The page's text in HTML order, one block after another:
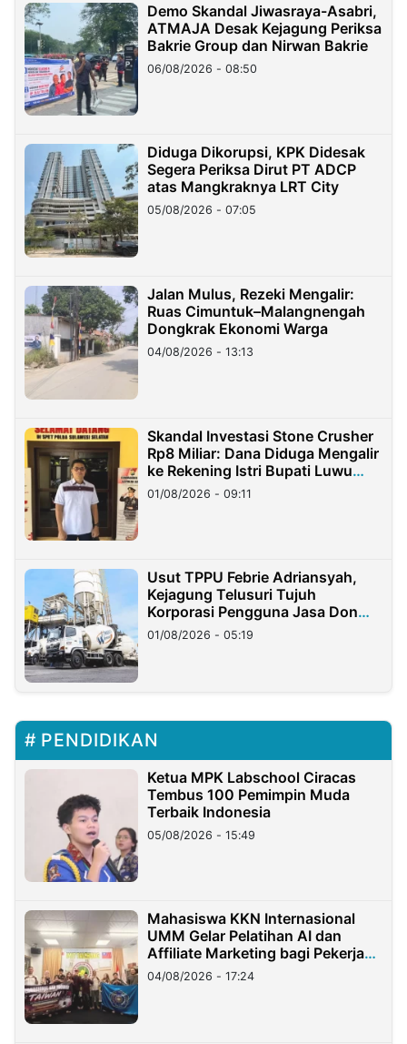
Demo Skandal Jiwasraya-Asabri,
ATMAJA Desak Kejagung Periksa
Bakrie Group dan Nirwan Bakrie
06/08/2026 - 08:50
Diduga Dikorupsi, KPK Didesak
Segera Periksa Dirut PT ADCP
atas Mangkraknya LRT City
05/08/2026 - 07:05
Jalan Mulus, Rezeki Mengalir:
Ruas Cimuntuk–Malangnengah
Dongkrak Ekonomi Warga
04/08/2026 - 13:13
Skandal Investasi Stone Crusher
Rp8 Miliar: Dana Diduga Mengalir
ke Rekening Istri Bupati Luwu
Timur
01/08/2026 - 09:11
Usut TPPU Febrie Adriansyah,
Kejagung Telusuri Tujuh
Korporasi Pengguna Jasa Don
Ritto
01/08/2026 - 05:19
PENDIDIKAN
Ketua MPK Labschool Ciracas
Tembus 100 Pemimpin Muda
Terbaik Indonesia
05/08/2026 - 15:49
Mahasiswa KKN Internasional
UMM Gelar Pelatihan AI dan
Affiliate Marketing bagi Pekerja
Migran Indonesia di Taiwan
04/08/2026 - 17:24